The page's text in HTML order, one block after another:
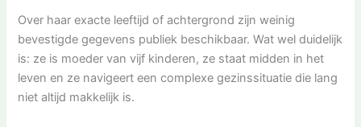
Over haar exacte leeftijd of achtergrond zijn weinig
bevestigde gegevens publiek beschikbaar. Wat wel duidelijk
is: ze is moeder van vijf kinderen, ze staat midden in het
leven en ze navigeert een complexe gezinssituatie die lang
niet altijd makkelijk is.